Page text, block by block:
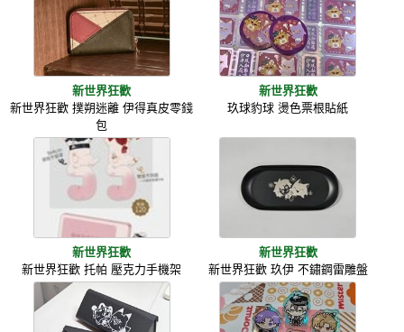
新世界狂歡
新世界狂歡 撲朔迷離 伊得真皮零錢
包
新世界狂歡
玖球豹球 燙色票根貼紙
新世界狂歡
新世界狂歡 托帕 壓克力手機架
新世界狂歡
新世界狂歡 玖伊 不鏽鋼雷雕盤